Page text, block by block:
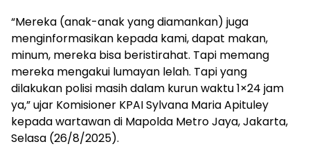
“Mereka (anak-anak yang diamankan) juga
menginformasikan kepada kami, dapat makan,
minum, mereka bisa beristirahat. Tapi memang
mereka mengakui lumayan lelah. Tapi yang
dilakukan polisi masih dalam kurun waktu 1×24 jam
ya,” ujar Komisioner KPAI Sylvana Maria Apituley
kepada wartawan di Mapolda Metro Jaya, Jakarta,
Selasa (26/8/2025).